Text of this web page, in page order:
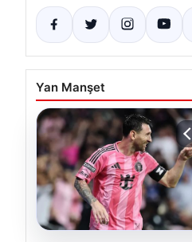
Yan Manşet